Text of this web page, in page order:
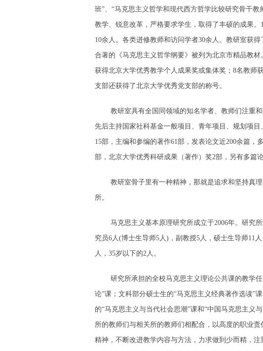
班”、“马克思主义哲学和现代西方哲学比较研究骨干
教学、锐意改革，严格要求学生，取得了丰硕的成果
10余人。各类进修教师和访问学者30余人。教研室获
合著的《马克思主义哲学纲要》被列为北京市精品教
获得北京大学优秀教学个人成果奖或集体奖；8名教师
支部还获得了北京大学优秀党支部的称号。
教研室具有全国同领域的知名学者、教师们注重
先后主持国家社科基金一般项目、青年项目、规划项
15部，主编和参编的著作61部，发表论文近200余篇
部，北京大学优秀科研成果（著作）奖2部，另有多篇
教研室骨子里有一种精神，那就是追求和坚持真
所。
马克思主义基本原理研究所成立于2006年。研究
究员6人(博士生导师5人)，副教授5人，硕士生导师11
人，35岁以下的2人。
研究所承担的全校马克思主义理论公共课的教学
论”课；文科部分硕士生的“马克思主义经典著作选读”
的“马克思主义与当代社会思潮”课和“中国马克思主义
所的教师们与相关所的教师们相配合，以高度的职业
精神，不断改进教学内容与方法，力求做到少而精，